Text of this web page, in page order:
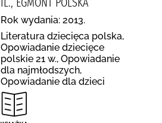
Rok wydania: 2013.
Literatura dziecięca polska,
Opowiadanie dziecięce
polskie 21 w., Opowiadanie
dla najmłodszych,
Opowiadanie dla dzieci